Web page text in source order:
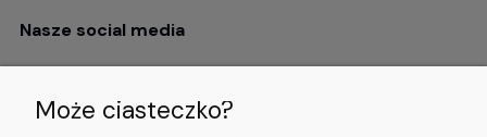
Nasze social media
Opinie i wyróżnienia
Może ciasteczko?